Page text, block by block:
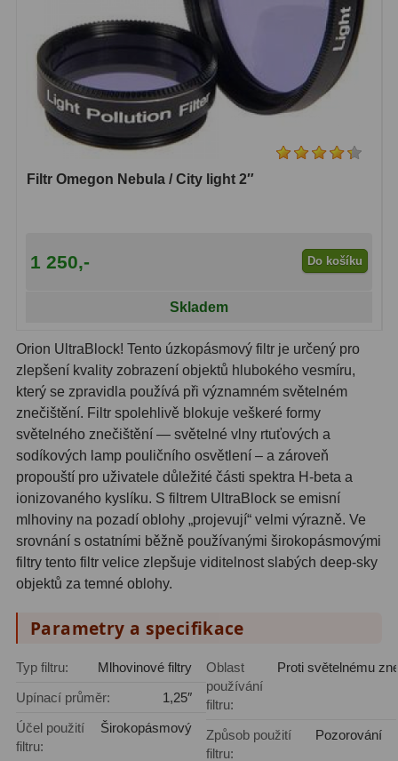
Námořní 11
Sportovní54
Kapesní14
Divadelní2
Univerzální41
Dálkoměry
Mikroskopy 92
Pro děti
Školní a laboratorní18
Biologické 33
Digitální10
Kapesní
Příslušenství16
Meteostanice
Pokročilé
Profesionální9
Filtr Omegon Nebula / City light 2″
1 250,- Do košíku
Skladem
Orion UltraBlock! Tento úzkopásmový filtr je určený pro
zlepšení kvality zobrazení objektů hlubokého vesmíru,
který se zpravidla používá při významném světelném
znečištění. Filtr spolehlivě blokuje veškeré formy
světelného znečištění — světelné vlny rtuťových a
sodíkových lamp pouličního osvětlení – a zároveň
propouští pro uživatele důležité části spektra H-beta a
ionizovaného kyslíku. S filtrem UltraBlock se emisní
mlhoviny na pozadí oblohy „projevují“ velmi výrazně. Ve
srovnání s ostatními běžně používanými širokopásmovými
filtry tento filtr velice zlepšuje viditelnost slabých deep-sky
objektů za temné oblohy.
Parametry a specifikace
Typ filtru:
Mlhovinové filtry
Upínací průměr:
1,25″
Účel použití
filtru:
Širokopásmový
Oblast
používání
filtru:
Proti světelnému
Způsob použití
filtru:
Pozorování